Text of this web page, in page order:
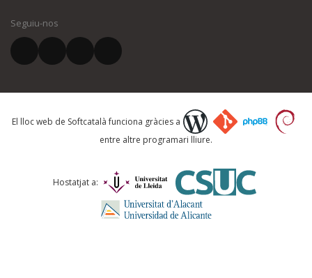
El vostre correu electrònic *
Què proposeu?
Comentari *
Seguiu-nos
El lloc web de Softcatalà funciona gràcies a
entre altre programari lliure.
Hostatjat a: